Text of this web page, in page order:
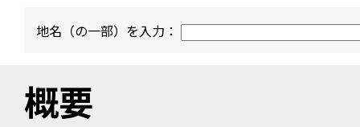
地名（の一部）を入力：
概要